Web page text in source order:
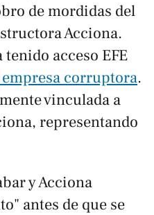
de mordidas del
Acciona.
acceso EFE
corruptora.
vinculada a
representando
y Acciona
antes de que se